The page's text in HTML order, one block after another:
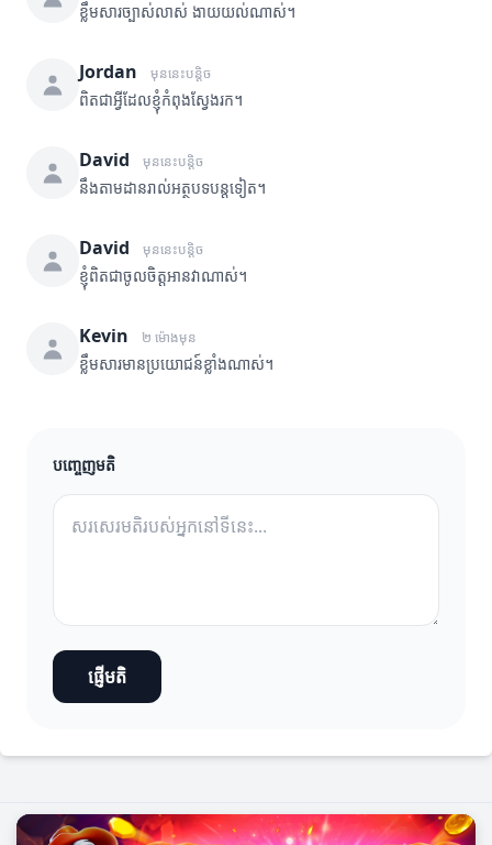
ខ្លឹមសារច្បាស់លាស់ ងាយយល់ណាស់។
Jordan មុននេះបន្តិច
ពិតជាអ្វីដែលខ្ញុំកំពុងស្វែងរក។
David មុននេះបន្តិច
នឹងតាមដានរាល់អត្ថបទបន្តទៀត។
David មុននេះបន្តិច
ខ្ញុំពិតជាចូលចិត្តអានវាណាស់។
Kevin ២ ម៉ោងមុន
ខ្លឹមសារមានប្រយោជន៍ខ្លាំងណាស់។
បញ្ចេញមតិ
ផ្ញើមតិ